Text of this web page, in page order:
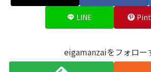
LINE
eigamanzaiをフォロー